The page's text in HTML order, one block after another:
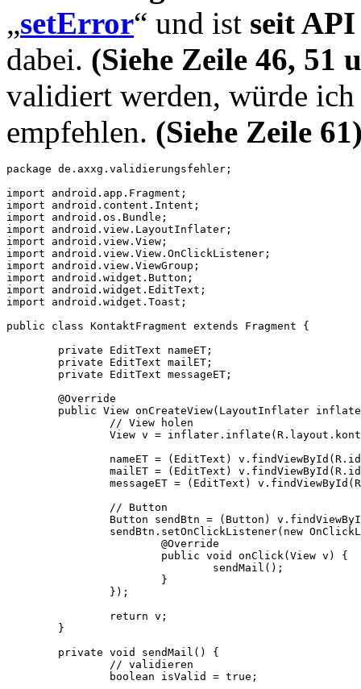
„setError“ und ist seit
dabei. (Siehe Zeile 46, 51
validiert werden, würde
empfehlen. (Siehe Zeile
package de.axxg.validierungsfehler;
import android.app.Fragment;
import android.content.Intent;
import android.os.Bundle;
import android.view.LayoutInflater;
import android.view.View;
import android.view.View.OnClickListener;
import android.view.ViewGroup;
import android.widget.Button;
import android.widget.EditText;
import android.widget.Toast;
public class KontaktFragment extends Fragment {